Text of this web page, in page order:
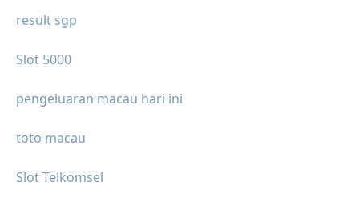
result sgp
Slot 5000
pengeluaran macau hari ini
toto macau
Slot Telkomsel